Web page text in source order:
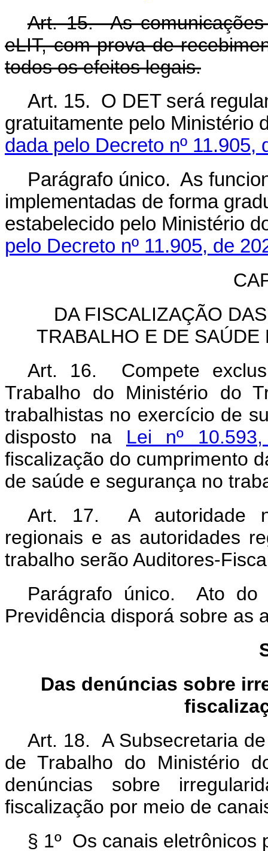
Art. 15. As
eLIT, com prova de
todos os efeitos legais.
Art. 15. O DET será
gratuitamente pelo
dada pelo Decreto nº 11.905,
Parágrafo único. As
implementadas de forma
estabelecido pelo Ministério
pelo Decreto nº 11.905, de
DA FISCALIZAÇÃO
TRABALHO E DE
Art. 16. Compete
Trabalho do Ministério do
trabalhistas no exercício de
disposto na Lei nº
fiscalização do cumprimento
de saúde e segurança no
Art. 17. A autoridade
regionais e as autoridades
trabalho serão Auditores-
Parágrafo único. Ato do
Previdência disporá sobre as
Das denúncias sobre
Art. 18. A Subsecretaria
de Trabalho do Ministério
denúncias sobre
fiscalização por meio de
§ 1º Os canais eletrônicos